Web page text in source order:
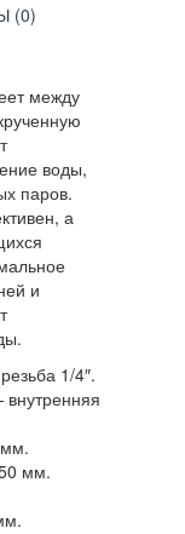
(0)
между
воды,
паров.
а
и
1/4″.
мм.